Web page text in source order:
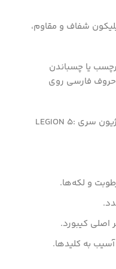
شفاف و مقاوم،
یا چسباندن
فارسی روی
مناسب برای لپتاپ‌های لژیون سری LEGION 5:
و لکه‌ها.
کیبورد.
به کلیدها.